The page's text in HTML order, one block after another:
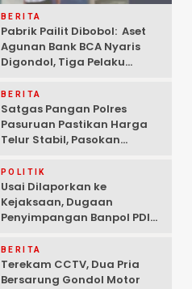
BERITA
Pabrik Pailit Dibobol: Aset
Agunan Bank BCA Nyaris
Digondol, Tiga Pelaku
Pasuruan
BERITA
Satgas Pangan Polres
Pasuruan Pastikan Harga
Telur Stabil, Pasokan
Kekhawatiran Fluktuasi
POLITIK
Usai Dilaporkan ke
Kejaksaan, Dugaan
Penyimpangan Banpol PDIP
Tuntas “6 Eks Ketua PAC
Cabut Laporan”
BERITA
Terekam CCTV, Dua Pria
Bersarung Gondol Motor